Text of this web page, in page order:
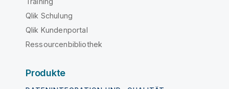
Qlik Schulung
Qlik Kundenportal
Ressourcenbibliothek
Produkte